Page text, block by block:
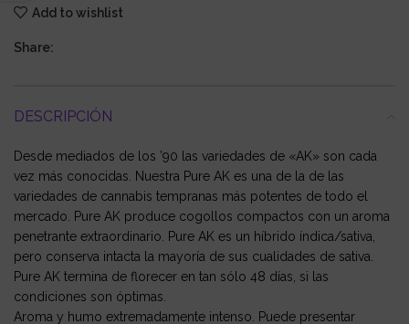
Add to wishlist
Share:
DESCRIPCIÓN
Desde mediados de los ’90 las variedades de «AK» son cada
vez más conocidas. Nuestra Pure AK es una de la de las
variedades de cannabis tempranas más potentes de todo el
mercado. Pure AK produce cogollos compactos con un aroma
penetrante extraordinario. Pure AK es un híbrido índica/sativa,
pero conserva intacta la mayoría de sus cualidades de sativa.
Pure AK termina de florecer en tan sólo 48 días, si las
condiciones son óptimas.
Aroma y humo extremadamente intenso. Puede presentar